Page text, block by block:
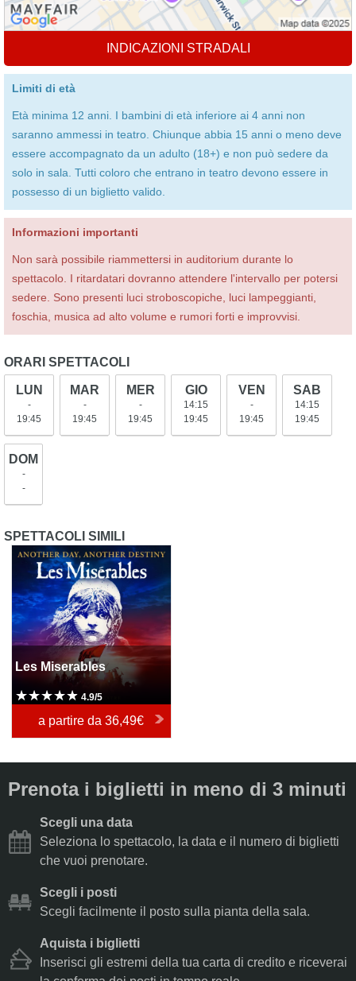
INDICAZIONI STRADALI
Limiti di età
Età minima 12 anni. I bambini di età inferiore ai 4 anni non
saranno ammessi in teatro. Chiunque abbia 15 anni o meno deve
essere accompagnato da un adulto (18+) e non può sedere da
solo in sala. Tutti coloro che entrano in teatro devono essere in
possesso di un biglietto valido.
Informazioni importanti
Non sarà possibile riammettersi in auditorium durante lo
spettacolo. I ritardatari dovranno attendere l'intervallo per potersi
sedere. Sono presenti luci stroboscopiche, luci lampeggianti,
foschia, musica ad alto volume e rumori forti e improvvisi.
ORARI SPETTACOLI
LUN
-
19:45
MAR
-
19:45
MER
-
19:45
GIO
14:15
19:45
VEN
-
19:45
SAB
14:15
19:45
DOM
-
-
SPETTACOLI SIMILI
Les Miserables
Les Miserables
4.9/5
a partire da36,49€
Prenota i biglietti in meno di 3 minuti
Scegli una data
Seleziona lo spettacolo, la data e il numero di biglietti
che vuoi prenotare.
Scegli i posti
Scegli facilmente il posto sulla pianta della sala.
Aquista i biglietti
Inserisci gli estremi della tua carta di credito e riceverai